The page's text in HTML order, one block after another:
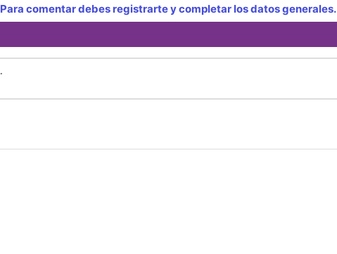
Para comentar debes registrarte y completar los datos generales.